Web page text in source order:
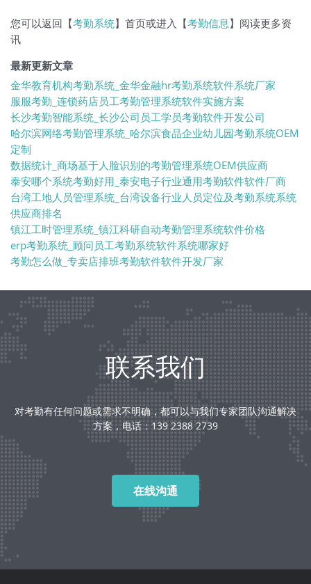
您可以返回【考勤系统】首页或进入【考勤信息】阅读更多资
讯
最新更新文章
金华教育机构考勤系统_金华金融hr考勤系统软件系统厂家
服服考勤_连锁药店员工考勤管理系统软件实施方案
长沙考勤智能系统_长沙公司员工学员考勤软件开发公司
哈尔滨网络考勤管理系统_哈尔滨食品企业幼儿园考勤系统OEM
定制
数据统计_商场基于人脸识别的考勤管理系统OEM供应商
泰安哪个系统考勤好用_泰安电子行业通用考勤软件软件厂商
台湾工地人员管理系统_台湾设备行业人员定位及考勤系统系统
供应商排名
镇江工时管理系统_镇江科研自动考勤管理系统软件价格
erp考勤系统_顾问员工考勤系统软件系统哪家好
考勤怎么做_专卖店排班考勤软件软件开发厂家
联系我们
对考勤有任何问题或需求不明确，都可以与我们专家团队沟通解决
方案，电话：139 2388 2739
在线沟通